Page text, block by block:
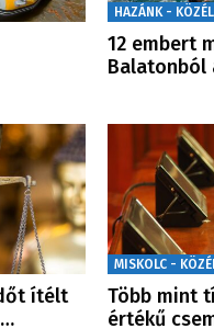
HAZÁNK -
12 embert
Balatonból
ítélt
MISKOLC -
Több mint
értékű